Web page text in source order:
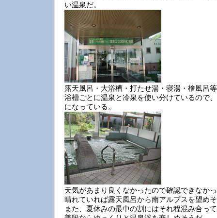
い温泉だ。
露天風呂・大浴槽・打たせ湯・寝湯・檜風呂
浴槽ごとに温泉と冷泉を使い分けているので
になっている。
天気があまり良くなかったので確認できなか
晴れていれば露天風呂から南アルプスを望め
また、夏休みの最中の割にはそれ程混み合っ